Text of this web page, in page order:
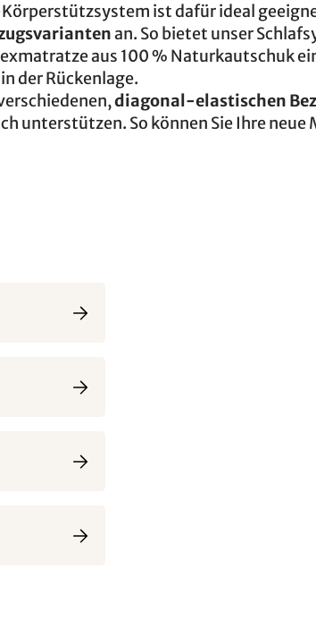
ist dafür ideal
an. So bietet unser
aus 100 % Naturkautschuk
der Rückenlage.
diagonal-elastischen
unterstützen. So können Sie Ihre neue